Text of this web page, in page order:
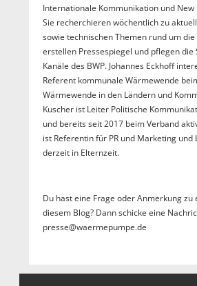
Internationale Kommunikation und New
Sie recherchieren wöchentlich zu
sowie technischen Themen rund um
erstellen Pressespiegel und pflegen die
Kanäle des BWP. Johannes Eckhoff
Referent kommunale Wärmewende
Wärmewende in den Ländern und
Kuscher ist Leiter Politische
und bereits seit 2017 beim Verband
ist Referentin für PR und Marketing und
derzeit in Elternzeit.
Du hast eine Frage oder Anmerkung zu
diesem Blog? Dann schicke eine
presse@waermepumpe.de